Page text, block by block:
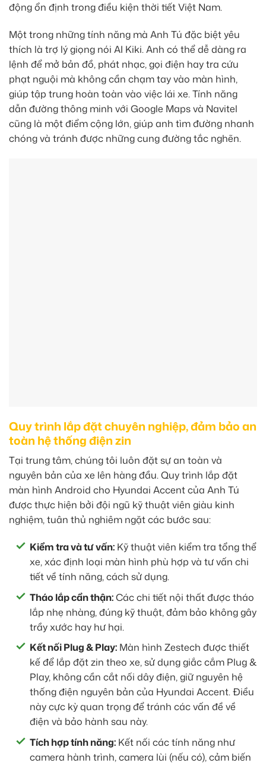
động ổn định trong điều kiện thời tiết Việt Nam.
Một trong những tính năng mà Anh Tú đặc biệt yêu
thích là trợ lý giọng nói AI Kiki. Anh có thể dễ dàng ra
lệnh để mở bản đồ, phát nhạc, gọi điện hay tra cứu
phạt nguội mà không cần chạm tay vào màn hình,
giúp tập trung hoàn toàn vào việc lái xe. Tính năng
dẫn đường thông minh với Google Maps và Navitel
cũng là một điểm cộng lớn, giúp anh tìm đường nhanh
chóng và tránh được những cung đường tắc nghẽn.
Quy trình lắp đặt chuyên nghiệp, đảm bảo an
toàn hệ thống điện zin
Tại trung tâm, chúng tôi luôn đặt sự an toàn và
nguyên bản của xe lên hàng đầu. Quy trình lắp đặt
màn hình Android cho Hyundai Accent của Anh Tú
được thực hiện bởi đội ngũ kỹ thuật viên giàu kinh
nghiệm, tuân thủ nghiêm ngặt các bước sau:
Kiểm tra và tư vấn: Kỹ thuật viên kiểm tra tổng thể
xe, xác định loại màn hình phù hợp và tư vấn chi
tiết về tính năng, cách sử dụng.
Tháo lắp cẩn thận:Các chi tiết nội thất được tháo
lắp nhẹ nhàng, đúng kỹ thuật, đảm bảo không gây
trầy xước hay hư hại.
Kết nối Plug & Play: Màn hình Zestech được thiết
kế để lắp đặt zin theo xe, sử dụng giắc cắm Plug &
Play, không cần cắt nối dây điện, giữ nguyên hệ
thống điện nguyên bản của Hyundai Accent. Điều
này cực kỳ quan trọng để tránh các vấn đề về
điện và bảo hành sau này.
Tích hợp tính năng: Kết nối các tính năng như
camera hành trình, camera lùi (nếu có), cảm biến